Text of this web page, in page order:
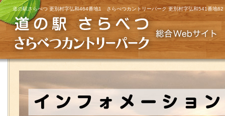
道の駅さらべつ 更別村字弘和464番地1 さらべつカントリーパーク 更別村字弘和541番地62